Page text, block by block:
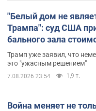
"Белый дом не
Трампа": суд США
бального зала
Трамп уже заявил, что
это "ужасным решением"
7.08.2026 23:54 1,9 т.
Война меняет не